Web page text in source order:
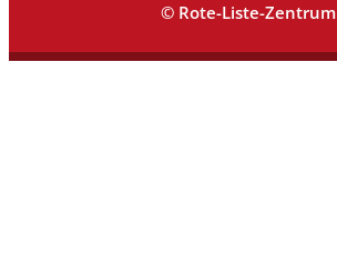
© Rote-Liste-Zentrum